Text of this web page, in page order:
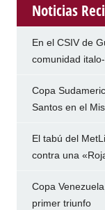
Noticias
En el CSIV de
comunidad
Copa
Santos en el
El tabú del
contra una
Copa
primer triunfo